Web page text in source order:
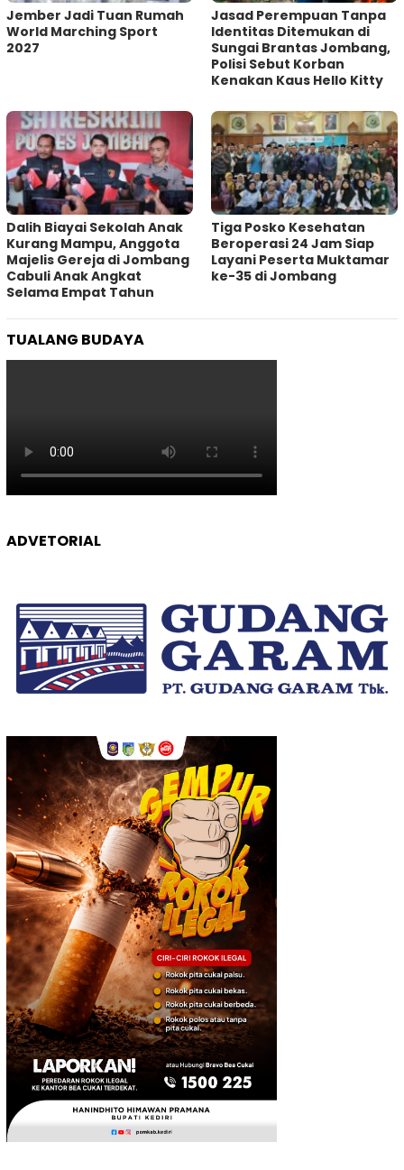
Jember Jadi Tuan Rumah
World Marching Sport
2027
Jasad Perempuan Tanpa
Identitas Ditemukan di
Sungai Brantas Jombang,
Polisi Sebut Korban
Kenakan Kaus Hello Kitty
Dalih Biayai Sekolah Anak
Kurang Mampu, Anggota
Majelis Gereja di Jombang
Cabuli Anak Angkat
Selama Empat Tahun
Tiga Posko Kesehatan
Beroperasi 24 Jam Siap
Layani Peserta Muktamar
ke-35 di Jombang
TUALANG BUDAYA
ADVETORIAL